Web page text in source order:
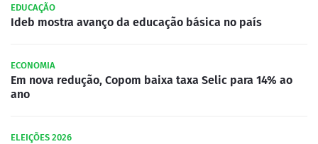
EDUCAÇÃO
Ideb mostra avanço da educação básica no país
ECONOMIA
Em nova redução, Copom baixa taxa Selic para 14% ao
ano
ELEIÇÕES 2026